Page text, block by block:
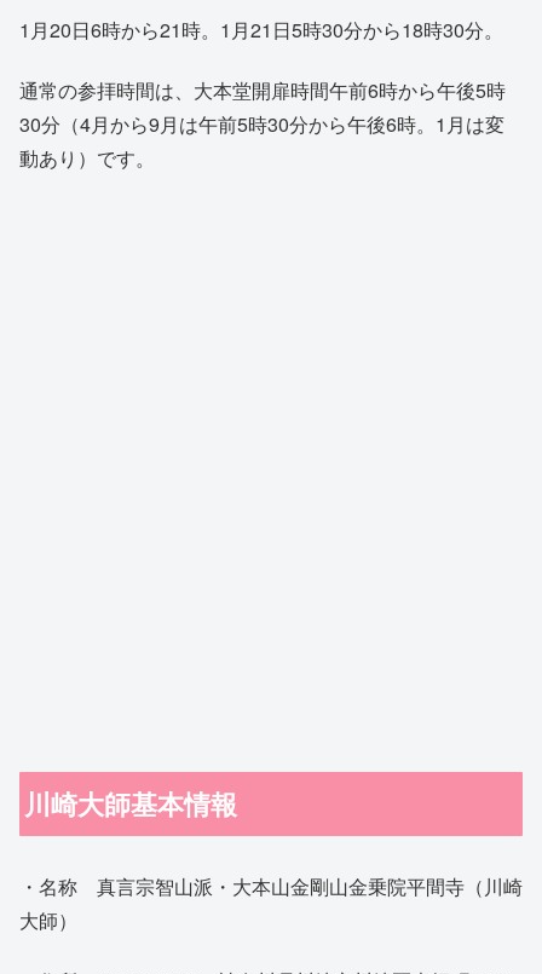
1月20日6時から21時。1月21日5時30分から18時30分。
通常の参拝時間は、大本堂開扉時間午前6時から午後5時
30分（4月から9月は午前5時30分から午後6時。1月は変
動あり）です。
川崎大師基本情報
・名称 真言宗智山派・大本山金剛山金乗院平間寺（川崎
大師）